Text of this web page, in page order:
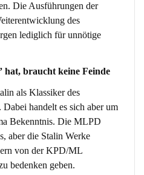
Die Ausführungen der
des
lediglich für unnötige
hat, braucht keine Feinde
als Klassiker des
handelt es sich aber um
Bekenntnis. Die MLPD
aber die Stalin Werke
von der KPD/ML
bedenken geben.